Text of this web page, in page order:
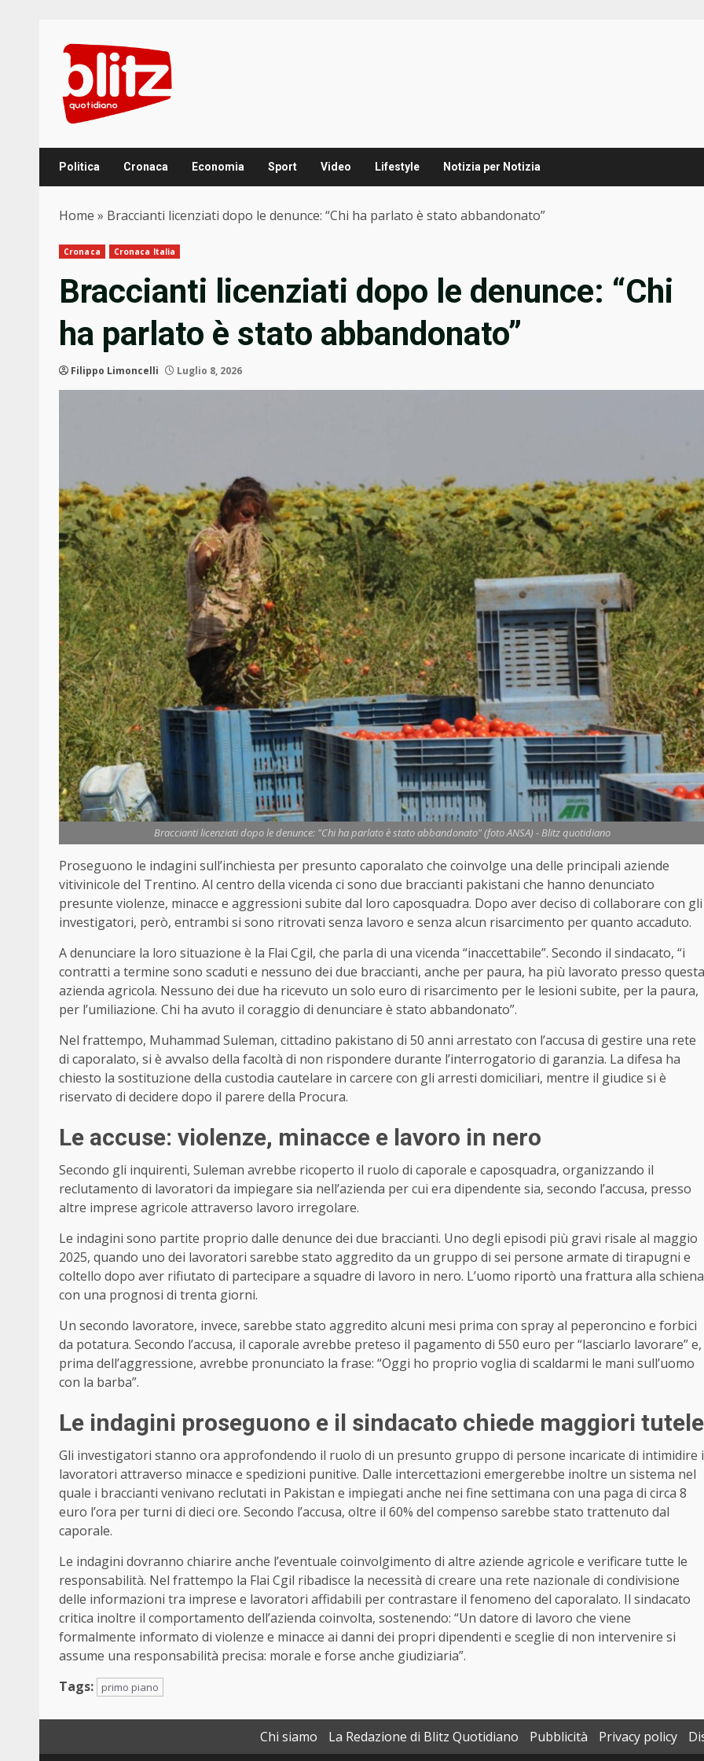
content
Politica Cronaca Economia Sport Video Lifestyle Notizia per Notizia
Home » Braccianti licenziati dopo le denunce: “Chi ha parlato è stato abbandonato”
Cronaca Cronaca Italia
Braccianti licenziati dopo le denunce: “Chi
ha parlato è stato abbandonato”
Filippo Limoncelli Luglio 8, 2026
Braccianti licenziati dopo le denunce: "Chi ha parlato è stato abbandonato" (foto ANSA) - Blitz quotidiano
Proseguono le indagini sull’inchiesta per presunto caporalato che coinvolge una delle principali aziende
vitivinicole del Trentino. Al centro della vicenda ci sono due braccianti pakistani che hanno denunciato
presunte violenze, minacce e aggressioni subite dal loro caposquadra. Dopo aver deciso di collaborare con gli
investigatori, però, entrambi si sono ritrovati senza lavoro e senza alcun risarcimento per quanto accaduto.
A denunciare la loro situazione è la Flai Cgil, che parla di una vicenda “inaccettabile”. Secondo il sindacato, “i
contratti a termine sono scaduti e nessuno dei due braccianti, anche per paura, ha più lavorato presso questa
azienda agricola. Nessuno dei due ha ricevuto un solo euro di risarcimento per le lesioni subite, per la paura,
per l’umiliazione. Chi ha avuto il coraggio di denunciare è stato abbandonato”.
Nel frattempo, Muhammad Suleman, cittadino pakistano di 50 anni arrestato con l’accusa di gestire una rete
di caporalato, si è avvalso della facoltà di non rispondere durante l’interrogatorio di garanzia. La difesa ha
chiesto la sostituzione della custodia cautelare in carcere con gli arresti domiciliari, mentre il giudice si è
riservato di decidere dopo il parere della Procura.
Le accuse: violenze, minacce e lavoro in nero
Secondo gli inquirenti, Suleman avrebbe ricoperto il ruolo di caporale e caposquadra, organizzando il
reclutamento di lavoratori da impiegare sia nell’azienda per cui era dipendente sia, secondo l’accusa, presso
altre imprese agricole attraverso lavoro irregolare.
Le indagini sono partite proprio dalle denunce dei due braccianti. Uno degli episodi più gravi risale al maggio
2025, quando uno dei lavoratori sarebbe stato aggredito da un gruppo di sei persone armate di tirapugni e
coltello dopo aver rifiutato di partecipare a squadre di lavoro in nero. L’uomo riportò una frattura alla schiena
con una prognosi di trenta giorni.
Un secondo lavoratore, invece, sarebbe stato aggredito alcuni mesi prima con spray al peperoncino e forbici
da potatura. Secondo l’accusa, il caporale avrebbe preteso il pagamento di 550 euro per “lasciarlo lavorare” e,
prima dell’aggressione, avrebbe pronunciato la frase: “Oggi ho proprio voglia di scaldarmi le mani sull’uomo
con la barba”.
Le indagini proseguono e il sindacato chiede maggiori tutele
Gli investigatori stanno ora approfondendo il ruolo di un presunto gruppo di persone incaricate di intimidire i
lavoratori attraverso minacce e spedizioni punitive. Dalle intercettazioni emergerebbe inoltre un sistema nel
quale i braccianti venivano reclutati in Pakistan e impiegati anche nei fine settimana con una paga di circa 8
euro l’ora per turni di dieci ore. Secondo l’accusa, oltre il 60% del compenso sarebbe stato trattenuto dal
caporale.
Le indagini dovranno chiarire anche l’eventuale coinvolgimento di altre aziende agricole e verificare tutte le
responsabilità. Nel frattempo la Flai Cgil ribadisce la necessità di creare una rete nazionale di condivisione
delle informazioni tra imprese e lavoratori affidabili per contrastare il fenomeno del caporalato. Il sindacato
critica inoltre il comportamento dell’azienda coinvolta, sostenendo: “Un datore di lavoro che viene
formalmente informato di violenze e minacce ai danni dei propri dipendenti e sceglie di non intervenire si
assume una responsabilità precisa: morale e forse anche giudiziaria”.
Tags:
primo piano
Chi siamo La Redazione di Blitz Quotidiano Pubblicità Privacy policy